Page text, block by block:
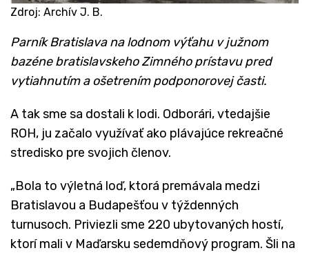
Zdroj: Archív J. B.
Parník Bratislava na lodnom výťahu v južnom
bazéne bratislavskeho Zimného prístavu pred
vytiahnutím a ošetrením podponorovej časti.
​A tak sme sa dostali k lodi. Odborári, vtedajšie
ROH, ju začalo využívať ako plávajúce rekreačné
stredisko pre svojich členov.
„Bola to výletná loď, ktorá premávala medzi
Bratislavou a Budapešťou v týždenných
turnusoch. Priviezli sme 220 ubytovaných hostí,
ktorí mali v Maďarsku sedemdňový program. Šli na